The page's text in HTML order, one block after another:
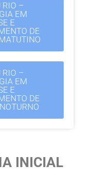
RIO –
EM
E
DE
RIO –
EM
E
DE
INICIAL